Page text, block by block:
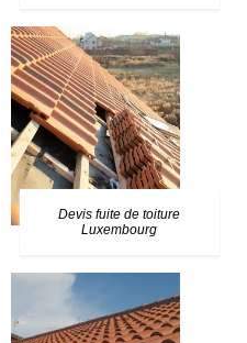
Devis fuite de toiture
Luxembourg